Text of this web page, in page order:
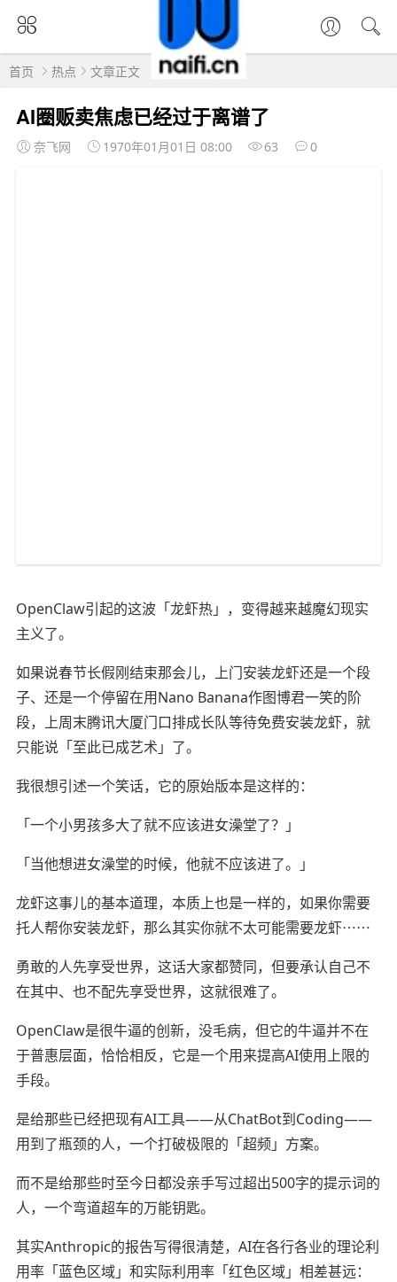
首页 热点 文章正文
AI圈贩卖焦虑已经过于离谱了
奈飞网 1970年01月01日 08:00 63 0
OpenClaw引起的这波「龙虾热」，变得越来越魔幻现实
主义了。
如果说春节长假刚结束那会儿，上门安装龙虾还是一个段
子、还是一个停留在用Nano Banana作图博君一笑的阶
段，上周末腾讯大厦门口排成长队等待免费安装龙虾，就
只能说「至此已成艺术」了。
我很想引述一个笑话，它的原始版本是这样的：
「一个小男孩多大了就不应该进女澡堂了？」
「当他想进女澡堂的时候，他就不应该进了。」
龙虾这事儿的基本道理，本质上也是一样的，如果你需要
托人帮你安装龙虾，那么其实你就不太可能需要龙虾⋯⋯
勇敢的人先享受世界，这话大家都赞同，但要承认自己不
在其中、也不配先享受世界，这就很难了。
OpenClaw是很牛逼的创新，没毛病，但它的牛逼并不在
于普惠层面，恰恰相反，它是一个用来提高AI使用上限的
手段。
是给那些已经把现有AI工具——从ChatBot到Coding——
用到了瓶颈的人，一个打破极限的「超频」方案。
而不是给那些时至今日都没亲手写过超出500字的提示词的
人，一个弯道超车的万能钥匙。
其实Anthropic的报告写得很清楚，AI在各行各业的理论利
用率「蓝色区域」和实际利用率「红色区域」相差甚远：